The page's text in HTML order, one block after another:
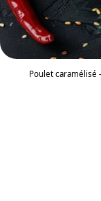
Poulet caramélisé